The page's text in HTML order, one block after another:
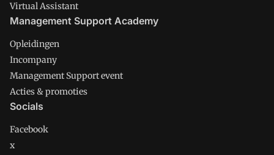
Virtual Assistant
Management Support Academy
Opleidingen
Incompany
Management Support event
Acties & promoties
Socials
Facebook
x